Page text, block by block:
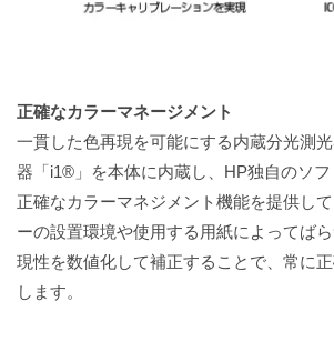
正確なカラーマネージメント
一貫した色再現を可能にする内蔵分光測
器「i1®」を本体に内蔵し、HP独自のソフ
正確なカラーマネジメント機能を提供し
ーの設置環境や使用する用紙によってば
現性を数値化して補正することで、常に
します。